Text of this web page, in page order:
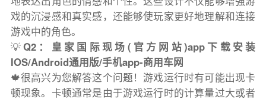
戏的沉浸感和真实感，还能够使玩家更好地理解和连接
游戏中的角色。
💡Q2：皇家国际现场(官方网站)app下载安装
IOS/Android通用版/手机app-商用车网
🍁很高兴为您解答这个问题！游戏运行时有可能出现卡
顿现象。卡顿通常是由于游戏运行时的计算量过大或者